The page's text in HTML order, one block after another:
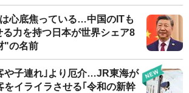
心底焦っている…中国のITも
る力を持つ日本が世界シェア8
"の名前
や子連れ｣より厄介…JR東海が
をイライラさせる｢令和の新幹